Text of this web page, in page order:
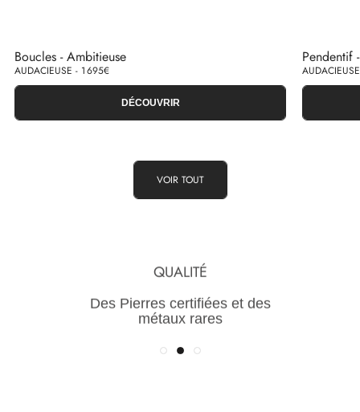
Boucles - Ambitieuse
AUDACIEUSE - 1 695€
DÉCOUVRIR
Pendentif
VOIR TOUT
QUALITÉ
Des Pierres certifiées et des
métaux rares
TRANSPARENCE
Une maîtrise de la chaine de
valeur pour des prix justes